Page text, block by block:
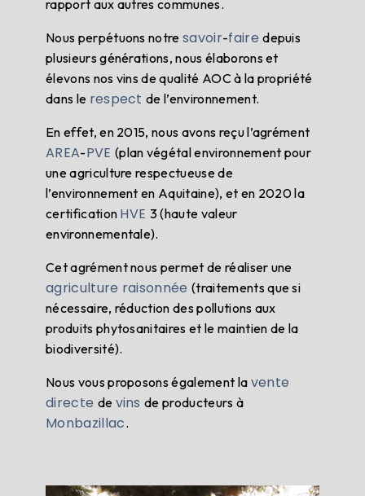
rapport aux autres communes.
Nous perpétuons notresavoir-fairedepuis
plusieurs générations, nous élaborons et
élevons nos vins de qualité AOC à la propriété
dans le respectde l’environnement.
En effet, en 2015, nous avons reçu l’agrément
AREA-PVE (plan végétal environnement pour
une agriculture respectueuse de
l’environnement en Aquitaine), et en 2020 la
certification HVE 3 (haute valeur
environnementale).
Cet agrément nous permet de réaliser une
agriculture raisonnée(traitements que si
nécessaire, réduction des pollutions aux
produits phytosanitaires et le maintien de la
biodiversité).
Nous vous proposons également la vente
directe de vinsde producteurs à
Monbazillac.